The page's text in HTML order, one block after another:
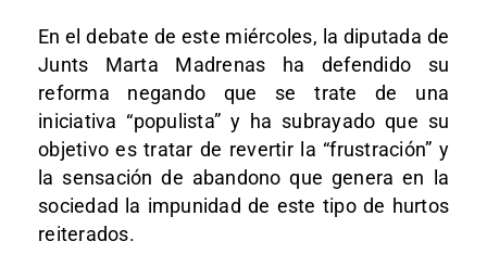
En el debate de este miércoles, la diputada de
Junts Marta Madrenas ha defendido su
reforma negando que se trate de una
iniciativa “populista” y ha subrayado que su
objetivo es tratar de revertir la “frustración” y
la sensación de abandono que genera en la
sociedad la impunidad de este tipo de hurtos
reiterados.